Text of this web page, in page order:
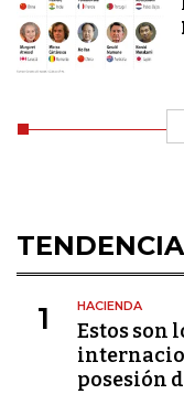
1 HACIENDA
Estos son
posesión